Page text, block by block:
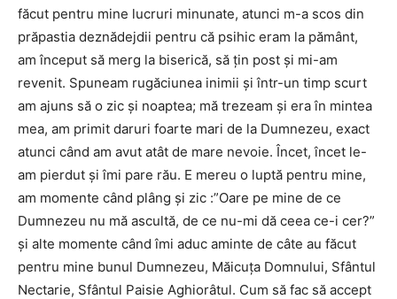
făcut pentru mine lucruri minunate, atunci m-a scos din
prăpastia deznădejdii pentru că psihic eram la pământ,
am început să merg la biserică, să ţin post şi mi-am
revenit. Spuneam rugăciunea inimii şi într-un timp scurt
am ajuns să o zic şi noaptea; mă trezeam şi era în mintea
mea, am primit daruri foarte mari de la Dumnezeu, exact
atunci când am avut atât de mare nevoie. Încet, încet le-
am pierdut şi îmi pare rău. E mereu o luptă pentru mine,
am momente când plâng şi zic :”Oare pe mine de ce
Dumnezeu nu mă ascultă, de ce nu-mi dă ceea ce-i cer?”
şi alte momente când îmi aduc aminte de câte au făcut
pentru mine bunul Dumnezeu, Măicuţa Domnului, Sfântul
Nectarie, Sfântul Paisie Aghiorâtul. Cum să fac să accept